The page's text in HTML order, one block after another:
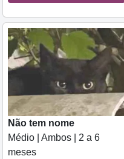
Não tem nome
Médio | Ambos | 2 a 6
meses